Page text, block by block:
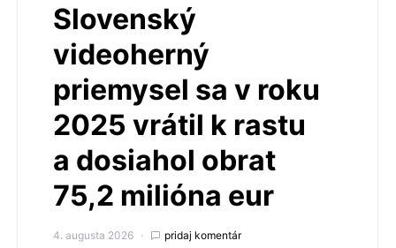
Slovenský
videoherný
priemysel sa v roku
2025 vrátil k rastu
a dosiahol obrat
75,2 milióna eur
4. augusta 2026 pridaj komentár